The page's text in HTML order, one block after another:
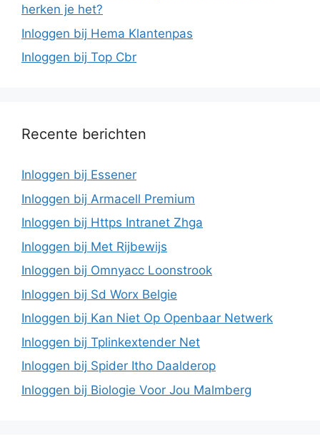
herken je het?
Inloggen bij Hema Klantenpas
Inloggen bij Top Cbr
Recente berichten
Inloggen bij Essener
Inloggen bij Armacell Premium
Inloggen bij Https Intranet Zhga
Inloggen bij Met Rijbewijs
Inloggen bij Omnyacc Loonstrook
Inloggen bij Sd Worx Belgie
Inloggen bij Kan Niet Op Openbaar Netwerk
Inloggen bij Tplinkextender Net
Inloggen bij Spider Itho Daalderop
Inloggen bij Biologie Voor Jou Malmberg